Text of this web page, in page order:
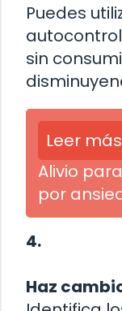
Puedes
sin
Leer más
Alivio
por
4.
Haz